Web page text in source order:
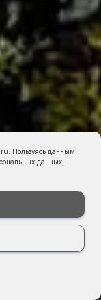
Пользуясь данным
данных,